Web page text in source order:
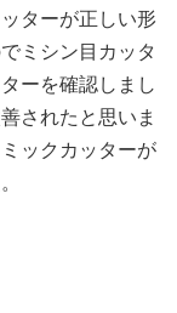
ターが正しい形
ミシン目カッタ
ーを確認しまし
されたと思いま
ックカッターが